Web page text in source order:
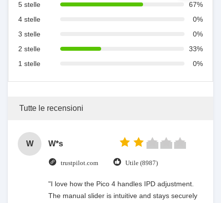
5 stelle
67%
4 stelle
0%
3 stelle
0%
2 stelle
33%
1 stelle
0%
Tutte le recensioni
W W*s
trustpilot.com Utile (8987)
"I love how the Pico 4 handles IPD adjustment.
The manual slider is intuitive and stays securely